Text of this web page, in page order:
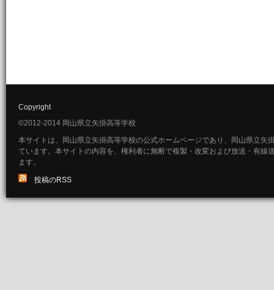
Copyright
©2012-2014 岡山県立矢掛高等学校
本サイトは、岡山県立矢掛高等学校の公式ホームページであり、岡山県立矢
ています。本サイトの内容を、権利者に無断で複製・改変および放送・有線
ます。
投稿のRSS